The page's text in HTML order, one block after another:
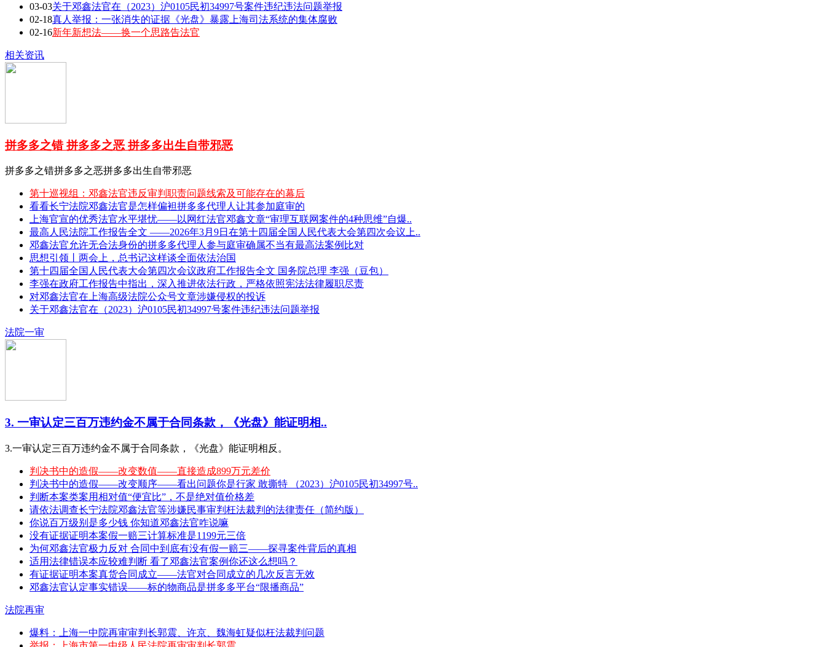
03-03关于邓鑫法官在（2023）沪0105民初34997号案件违纪违法问题举报
02-18真人举报：一张消失的证据《光盘》暴露上海司法系统的集体腐败
02-16新年新想法——换一个思路告法官
相关资讯
拼多多之错 拼多多之恶 拼多多出生自带邪恶
拼多多之错拼多多之恶拼多多出生自带邪恶
第十巡视组：邓鑫法官违反审判职责问题线索及可能存在的幕后
看看长宁法院邓鑫法官是怎样偏袒拼多多代理人让其参加庭审的
上海官宣的优秀法官水平堪忧——以网红法官邓鑫文章“审理互联网案件的4种思维”自爆..
最高人民法院工作报告全文 ——2026年3月9日在第十四届全国人民代表大会第四次会议上..
邓鑫法官允许无合法身份的拼多多代理人参与庭审确属不当有最高法案例比对
思想引领丨两会上，总书记这样谈全面依法治国
第十四届全国人民代表大会第四次会议政府工作报告全文 国务院总理 李强（豆包）
李强在政府工作报告中指出，深入推进依法行政，严格依照宪法法律履职尽责
对邓鑫法官在上海高级法院公众号文章涉嫌侵权的投诉
关于邓鑫法官在（2023）沪0105民初34997号案件违纪违法问题举报
法院一审
3. 一审认定三百万违约金不属于合同条款，《光盘》能证明相..
3.一审认定三百万违约金不属于合同条款，《光盘》能证明相反。
判决书中的造假——改变数值——直接造成899万元差价
判决书中的造假——改变顺序——看出问题你是行家 敢撕特 （2023）沪0105民初34997号..
判断本案类案用相对值“便宜比”，不是绝对值价格差
请依法调查长宁法院邓鑫法官等涉嫌民事审判枉法裁判的法律责任（简约版）
你说百万级别是多少钱 你知道邓鑫法官咋说嘛
没有证据证明本案假一赔三计算标准是1199元三倍
为何邓鑫法官极力反对 合同中到底有没有假一赔三——探寻案件背后的真相
适用法律错误本应较难判断 看了邓鑫法官案例你还这么想吗？
有证据证明本案真货合同成立——法官对合同成立的几次反言无效
邓鑫法官认定事实错误——标的物商品是拼多多平台“限播商品”
法院再审
爆料：上海一中院再审审判长郭震、许京、魏海虹疑似枉法裁判问题